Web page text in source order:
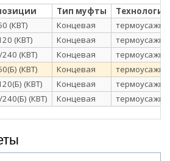
Тип муфты
(КВТ) Концевая
(КВТ) Концевая
(КВТ) Концевая
(КВТ) Концевая
(КВТ) Концевая
(КВТ) Концевая